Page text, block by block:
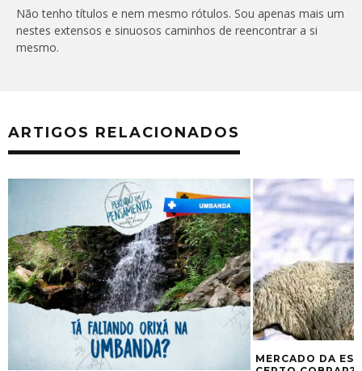
Não tenho títulos e nem mesmo rótulos. Sou apenas mais um
nestes extensos e sinuosos caminhos de reencontrar a si
mesmo.
ARTIGOS RELACIONADOS
MERCADO DA ESPIRITUALIDADE – É